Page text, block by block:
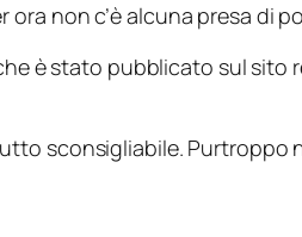
non c’è alcuna presa di
è stato pubblicato sul sito
sconsigliabile.